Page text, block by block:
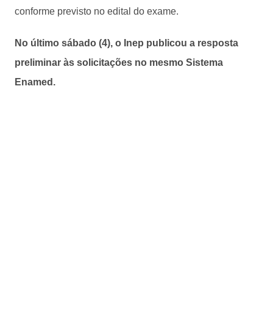
conforme previsto no edital do exame.
No último sábado (4), o Inep publicou a resposta
preliminar às solicitações no mesmo Sistema
Enamed.